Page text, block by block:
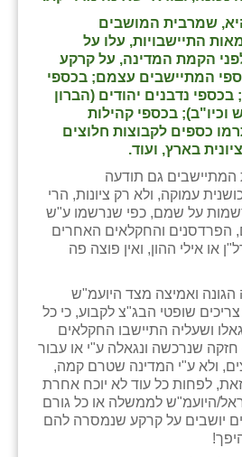
שמרבית המושבים
התיישבויות, עלו על
הקמת המדינה, על קרקע
המתיישבים עצמם; בכספי
נדבנים יהודים (הברון
וכיו"ב); בכספי קהילות
כספים לקבוצות חלוצים
בארץ, ועוד.
המתיישבים גם תודעה
עמוקה, ולא רק ציונות, הרי
על שמם, כפי שנרשמו ע"ש
הפרדסנים והחקלאים האחרים
או אילי ההון, ואין פוצה פה
ואמיצה מצד היועמ"ש
שופטי הבג"צ לקבוע, כי כל
ושעליה התיישבו החקלאים
שנרכשה ונגאלה ע"י או עבור
ולא ע"י המדינה שטרם קמה,
לפחות כל עוד לא יוכח אחרת
היועמ"ש לממשלה או כל גורם
יושבים על קרקע שנמסרה להם